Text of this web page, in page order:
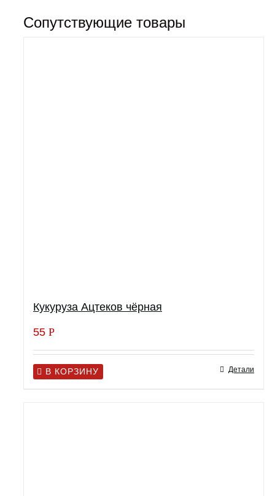
Сопутствующие товары
Кукуруза Ацтеков чёрная
55 Р
В КОРЗИНУ Детали